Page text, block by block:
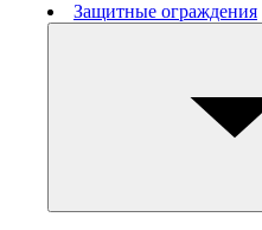
Защитные ограждения